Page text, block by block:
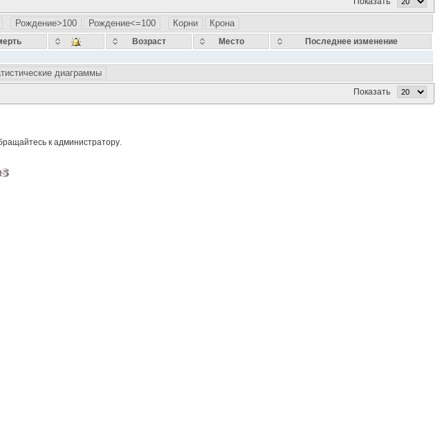
Рождение>100 Рождение<=100 Корни Крона
Возраст Место Последнее изменение
диаграммы
Показать
к администратору.